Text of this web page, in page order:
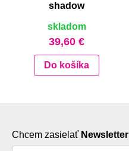
shadow
skladom
39,60 €
Do košíka
Chcem zasielať Newsletter